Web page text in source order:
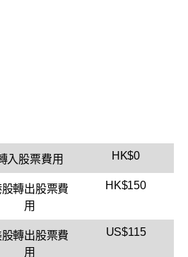
入股票費用 HK$0
轉出股票費
用
HK$150
轉出股票費
用
US$115